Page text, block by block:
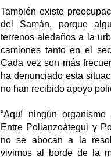
También existe
del Samán, porque
terrenos aledaños a la
camiones tanto en el
Cada vez son más
ha denunciado esta
no han recibido apoyo
“Aquí ningún
Entre Polianzoátegui y
no se abocan a la
vivimos al borde de la